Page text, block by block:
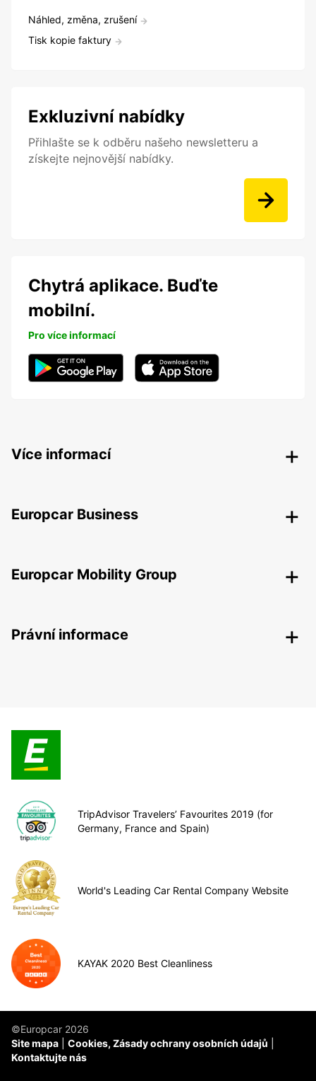
Náhled, změna, zrušení
Tisk kopie faktury
Exkluzivní nabídky
Přihlašte se k odběru našeho newsletteru a
získejte nejnovější nabídky.
Chytrá aplikace. Buďte
mobilní.
Pro více informací
Více informací
Europcar Business
Europcar Mobility Group
Právní informace
TripAdvisor Travelers’ Favourites 2019 (for
Germany, France and Spain)
World's Leading Car Rental Company Website
KAYAK 2020 Best Cleanliness
©Europcar 2026
Site mapa
Cookies, Zásady ochrany osobních údajů
Kontaktujte nás